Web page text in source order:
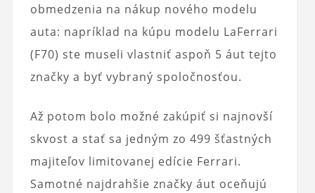
obmedzenia na nákup nového modelu
auta: napríklad na kúpu modelu LaFerrari
(F70) ste museli vlastniť aspoň 5 áut tejto
značky a byť vybraný spoločnosťou.
Až potom bolo možné zakúpiť si najnovší
skvost a stať sa jedným zo 499 šťastných
majiteľov limitovanej edície Ferrari.
Samotné najdrahšie značky áut oceňujú